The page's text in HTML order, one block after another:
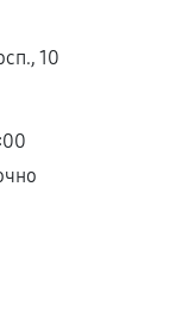
сервисным
10